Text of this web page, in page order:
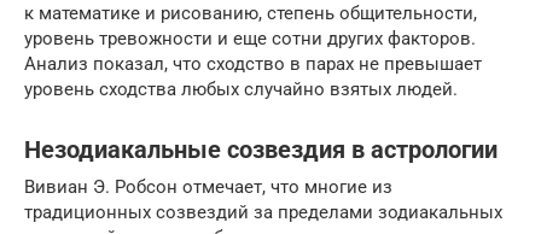
к математике и рисованию, степень общительности,
уровень тревожности и еще сотни других факторов.
Анализ показал, что сходство в парах не превышает
уровень сходства любых случайно взятых людей.
Незодиакальные созвездия в астрологии
Вивиан Э. Робсон отмечает, что многие из
традиционных созвездий за пределами зодиакальных